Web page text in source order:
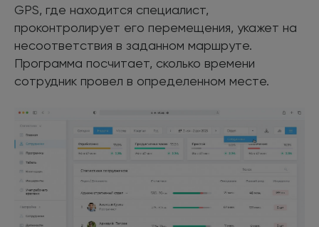
GPS, где находится специалист,
проконтролирует его перемещения, укажет на
несоответствия в заданном маршруте.
Программа посчитает, сколько времени
сотрудник провел в определенном месте.